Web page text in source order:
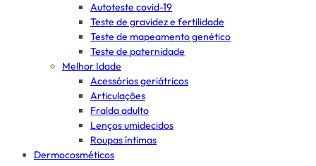
Autoteste covid-19
Teste de gravidez e fertilidade
Teste de mapeamento genético
Teste de paternidade
Melhor Idade
Acessórios geriátricos
Articulações
Fralda adulto
Lenços umidecidos
Roupas íntimas
Dermocosméticos